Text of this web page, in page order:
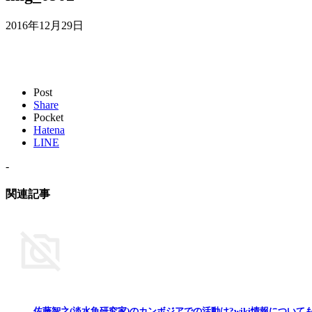
2016年12月29日
Post
Share
Pocket
Hatena
LINE
-
関連記事